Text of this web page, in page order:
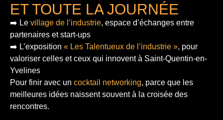
ET TOUTE LA JOURNÉE
➡️ Le village de l’industrie, espace d’échanges entre
partenaires et start-ups
➡️ L’exposition « Les Talentueux de l’industrie », pour
valoriser celles et ceux qui innovent à Saint-Quentin-en-
Yvelines
Pour finir avec un cocktail networking, parce que les
meilleures idées naissent souvent à la croisée des
rencontres.